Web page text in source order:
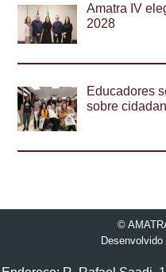
Amatra IV
2028
Educadores
sobre
©
Desenvolvido